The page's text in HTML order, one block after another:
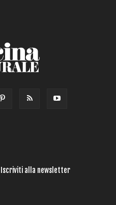
Iscriviti alla newsletter